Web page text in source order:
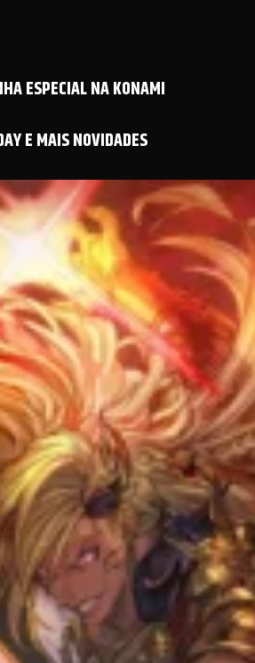
ESPECIAL NA KONAMI
E MAIS NOVIDADES